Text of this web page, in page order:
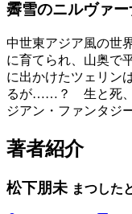
霽雪のニルヴァー
中世東アジア風の世
に育てられ、山奥で
に出かけたツェリン
るが……？ 生と死、
ジアン・ファンタジ
著者紹介
松下朋未 まつした